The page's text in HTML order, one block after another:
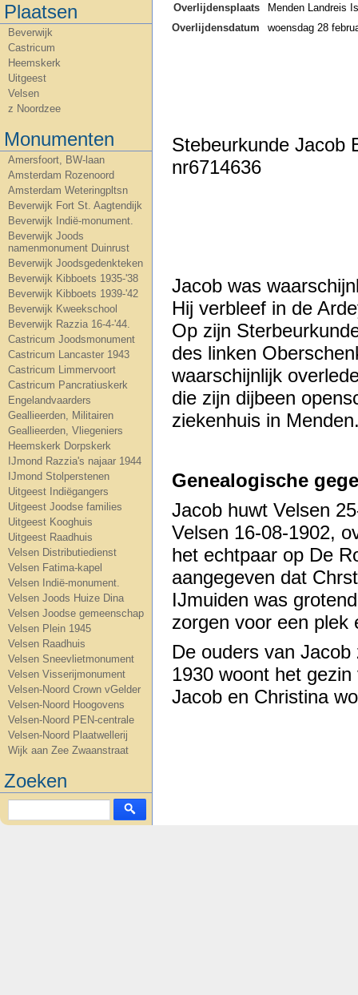
Plaatsen
Beverwijk
Castricum
Heemskerk
Uitgeest
Velsen
z Noordzee
Monumenten
Amersfoort, BW-laan
Amsterdam Rozenoord
Amsterdam Weteringpltsn
Beverwijk Fort St. Aagtendijk
Beverwijk Indië-monument.
Beverwijk Joods
namenmonument Duinrust
Beverwijk Joodsgedenkteken
Beverwijk Kibboets 1935-'38
Beverwijk Kibboets 1939-'42
Beverwijk Kweekschool
Beverwijk Razzia 16-4-'44.
Castricum Joodsmonument
Castricum Lancaster 1943
Castricum Limmervoort
Castricum Pancratiuskerk
Engelandvaarders
Geallieerden, Militairen
Geallieerden, Vliegeniers
Heemskerk Dorpskerk
IJmond Razzia's najaar 1944
IJmond Stolperstenen
Uitgeest Indiëgangers
Uitgeest Joodse families
Uitgeest Kooghuis
Uitgeest Raadhuis
Velsen Distributiedienst
Velsen Fatima-kapel
Velsen Indië-monument.
Velsen Joods Huize Dina
Velsen Joodse gemeenschap
Velsen Plein 1945
Velsen Raadhuis
Velsen Sneevlietmonument
Velsen Visserijmonument
Velsen-Noord Crown vGelder
Velsen-Noord Hoogovens
Velsen-Noord PEN-centrale
Velsen-Noord Plaatwellerij
Wijk aan Zee Zwaanstraat
Zoeken
Overlijdensplaats
Menden Landreis
Overlijdensdatum
woensdag 28
Stebeurkunde Jacob
nr6714636
Jacob was
Hij verbleef in de
Op zijn
des linken
waarschijnlijk
die zijn dijbeen
ziekenhuis in
Genealogische
Jacob huwt Velsen
Velsen 16-08-1902,
het echtpaar op De
aangegeven dat
IJmuiden was
zorgen voor een plek
De ouders van
1930 woont het
Jacob en Christina